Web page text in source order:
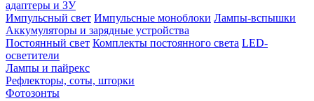
адаптеры и ЗУ
Импульсный свет Импульсные моноблоки Лампы-вспышки
Аккумуляторы и зарядные устройства
Постоянный свет Комплекты постоянного света LED-
осветители
Лампы и пайрекс
Рефлекторы, соты, шторки
Фотозонты